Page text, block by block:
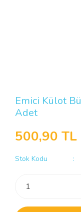
Emici Külot
Adet
500,90 TL
Stok Kodu